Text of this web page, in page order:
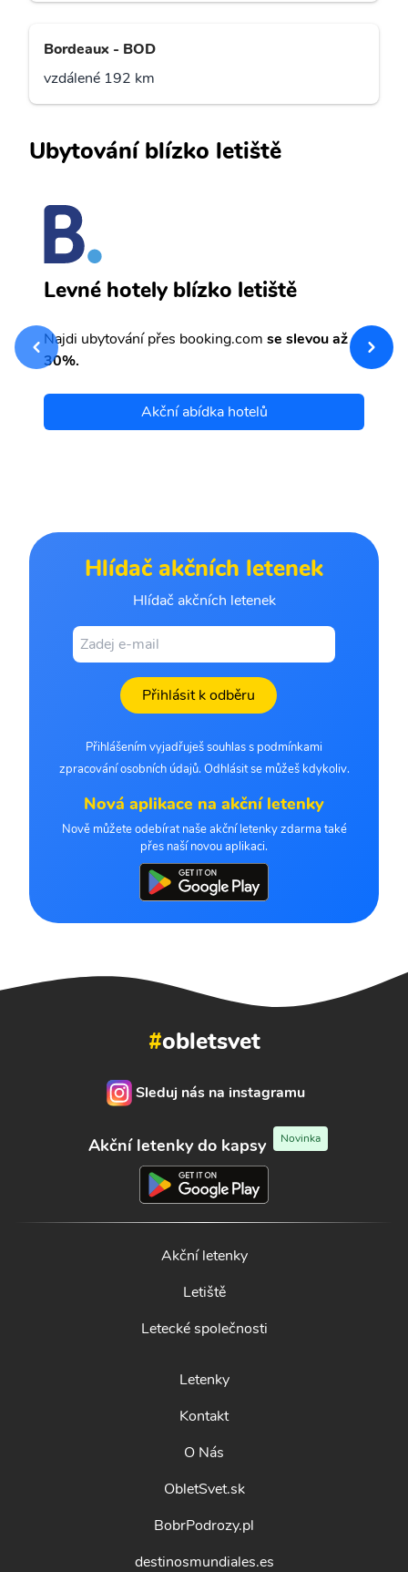
Bordeaux - BOD
vzdálené 192 km
Ubytování blízko letiště
Levné hotely blízko letiště
Najdi ubytování přes booking.com se slevou až
30%.
Akční abídka hotelů
Hlídač akčních letenek
Hlídač akčních letenek
Přihlásit k odběru
Přihlášením vyjadřuješ souhlas s podmínkami
zpracování osobních údajů. Odhlásit se můžeš kdykoliv.
Nová aplikace na akční letenky
Nově můžete odebírat naše akční letenky zdarma také
přes naší novou aplikaci.
#obletsvet
Sleduj nás na instagramu
Akční letenky do kapsy Novinka
Akční letenky
Letiště
Letecké společnosti
Letenky
Kontakt
O Nás
ObletSvet.sk
BobrPodrozy.pl
destinosmundiales.es